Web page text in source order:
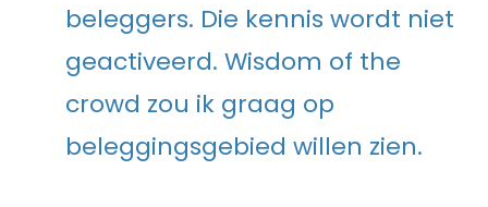
beleggers. Die kennis wordt niet
geactiveerd. Wisdom of the
crowd zou ik graag op
beleggingsgebied willen zien.